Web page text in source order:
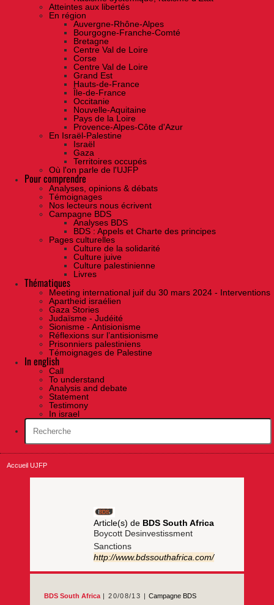
Atteintes aux libertés
En région
Auvergne-Rhône-Alpes
Bourgogne-Franche-Comté
Bretagne
Centre Val de Loire
Corse
Centre Val de Loire
Grand Est
Hauts-de-France
Île-de-France
Occitanie
Nouvelle-Aquitaine
Pays de la Loire
Provence-Alpes-Côte d'Azur
En Israël-Palestine
Israël
Gaza
Territoires occupés
Où l'on parle de l'UJFP
Pour comprendre
Analyses, opinions & débats
Témoignages
Nos lecteurs nous écrivent
Campagne BDS
Analyses BDS
BDS : Appels et Charte des principes
Pages culturelles
Culture de la solidarité
Culture juive
Culture palestinienne
Livres
Thématiques
Meeting international juif du 30 mars 2024 - Interventions
Apartheid israélien
Gaza Stories
Judaïsme - Judéité
Sionisme - Antisionisme
Réflexions sur l’antisionisme
Prisonniers palestiniens
Témoignages de Palestine
In english
Call
To understand
Analysis and debate
Statement
Testimony
In israel
Accueil UJFP
Article(s) de BDS South Africa
Boycott Desinvestissment
Sanctions
http://www.bdssouthafrica.com/
BDS South Africa 20/08/13 Campagne BDS